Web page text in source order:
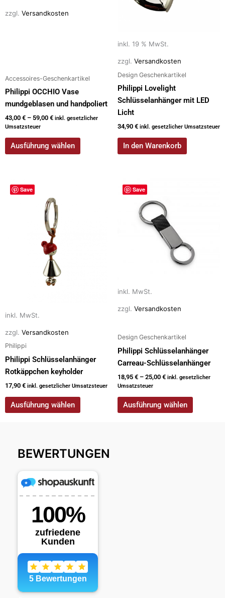
zzgl. Versandkosten
Accessoires-Geschenkartikel
Philippi OCCHIO Vase
mundgeblasen und handpoliert
43,00 € – 59,00 € inkl. gesetzlicher
Umsatzsteuer
Ausführung wählen
können
werden
inkl. 19 % MwSt.
zzgl. Versandkosten
Design Geschenkartikel
Philippi Lovelight
Schlüsselanhänger mit LED
Licht
34,90 € inkl. gesetzlicher Umsatzsteuer
In den Warenkorb
Save
inkl. MwSt.
zzgl. Versandkosten
Philippi
Philippi Schlüsselanhänger
Rotkäppchen keyholder
17,90 € inkl. gesetzlicher Umsatzsteuer
Ausführung wählen
Dieses
Produkt
Produktseite
gewählt
werden
Save
inkl. MwSt.
zzgl. Versandkosten
Design Geschenkartikel
Philippi Schlüsselanhänger
Carreau-Schlüsselanhänger
18,95 € – 25,00 € inkl. gesetzlicher
Umsatzsteuer
Ausführung wählen
Dieses
Produkt
mehrere
auf
werden
BEWERTUNGEN